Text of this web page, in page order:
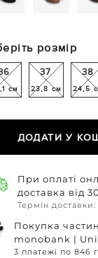
розмір
см
37
23,8 см
38
24,5
ДОДАТИ У
При оплаті
доставка від
Термін доставки:
Покупка
monobank |
3 платежі по 846